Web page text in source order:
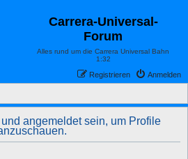
Carrera-Universal-
Forum
Alles rund um die Carrera Universal Bahn
1:32
Anmelden
Registrieren
angemeldet sein, um Profile